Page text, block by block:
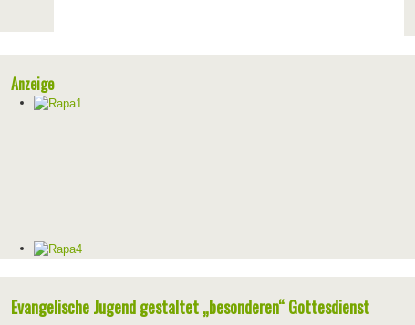
Anzeige
Evangelische Jugend gestaltet „besonderen“ Gottesdienst